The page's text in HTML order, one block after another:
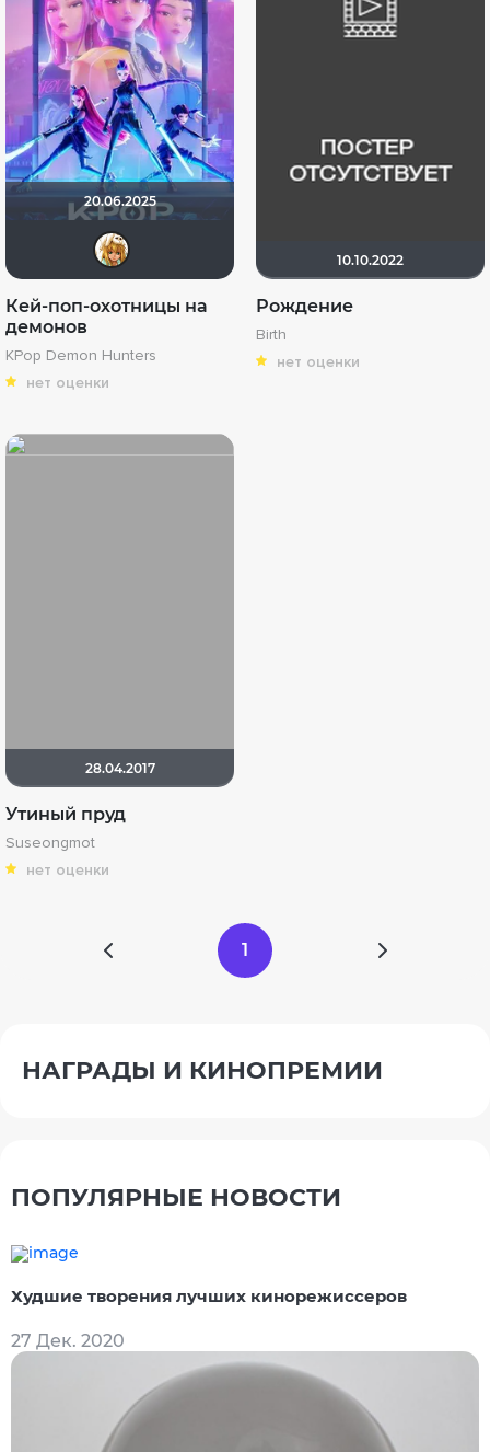
20.06.2025
Кей-поп-охотницы на
демонов
KPop Demon Hunters
нет оценки
10.10.2022
Рождение
Birth
нет оценки
28.04.2017
Утиный пруд
Suseongmot
нет оценки
1
НАГРАДЫ И КИНОПРЕМИИ
ПОПУЛЯРНЫЕ НОВОСТИ
Худшие творения лучших кинорежиссеров
27 Дек. 2020